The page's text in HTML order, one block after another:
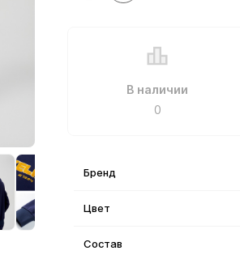
В наличии
0
Бренд
Цвет
Состав